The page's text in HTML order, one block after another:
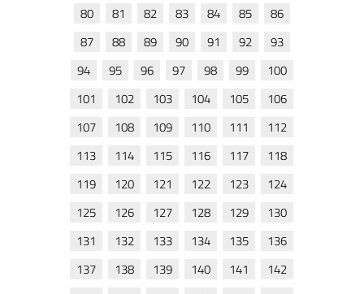
80
81 82 83 84 85
86
87
88 89 90 91 92
93
94
95 96 97 98 99
100
101
102 103 104 105
106
107
108 109 110 111
112
113
114 115 116 117
118
119
120 121 122 123
124
125
126 127 128 129
130
131
132 133 134 135
136
137
138 139 140 141
142